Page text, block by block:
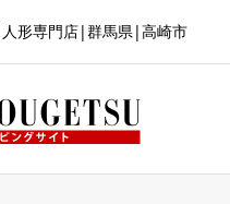
形専門店|群馬県|高崎市